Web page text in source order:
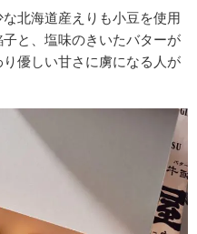
北海道産えりも小豆を使用
と、塩味のきいたバターが
優しい甘さに虜になる人が